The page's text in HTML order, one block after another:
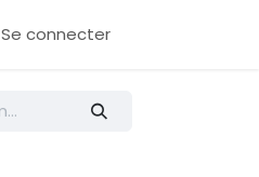
Se connecter